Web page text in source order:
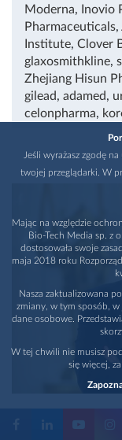
Moderna, Inovio
Pharmaceuticals,
Institute, Clover
glaxosmithkline,
Zhejiang Hisun
gilead, adamed,
celonpharma,
Laureat nagrody
Jeśli wyrażasz zgodę
twojej przeglądarki. W
Mając na względzie
Bio-Tech Media sp. z
dostosowała swoje
maja 2018 roku
Nasza zaktualizowana
zmiany, w tym sposób,
dane osobowe.
W tej chwili nie musisz
się więcej,